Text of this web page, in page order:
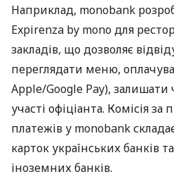
Наприклад, monobank
Expirenza by mono для
закладів, що дозволяє
переглядати меню,
Apple/Google Pay), залишати
участі офіціанта. Комісія
платежів у monobank
карток українських банків
іноземних банків.